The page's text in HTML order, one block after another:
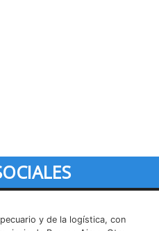
y de la logística, con